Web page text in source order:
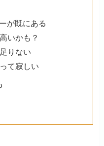
が既にある
いかも？
りない
て寂しい